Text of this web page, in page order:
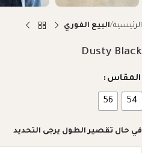
الرئيسية البيع الفوري
Dusty Black
المقاس
54
56
في حال تقصير الطول يرجى التحديد